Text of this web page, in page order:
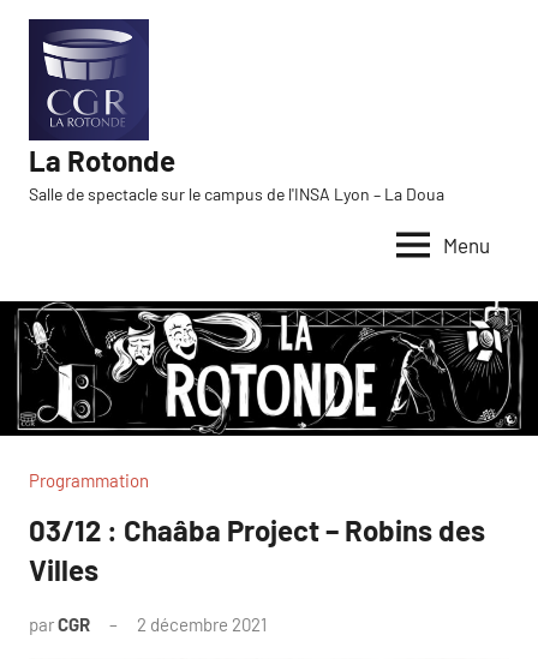
Aller
contenu
La Rotonde
Salle de spectacle sur le campus de l'INSA Lyon – La Doua
Menu
Programmation
03/12 : Chaâba Project – Robins des
Villes
parCGR 2 décembre 2021